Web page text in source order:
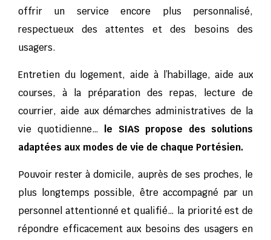
offrir un service encore plus personnalisé,
respectueux des attentes et des besoins des
usagers.
Entretien du logement, aide à l’habillage, aide aux
courses, à la préparation des repas, lecture de
courrier, aide aux démarches administratives de la
vie quotidienne…
le SIAS propose des solutions
adaptées aux modes de vie de chaque Portésien.
Pouvoir rester à domicile, auprès de ses proches, le
plus longtemps possible, être accompagné par un
personnel attentionné et qualifié… la priorité est de
répondre efficacement aux besoins des usagers en